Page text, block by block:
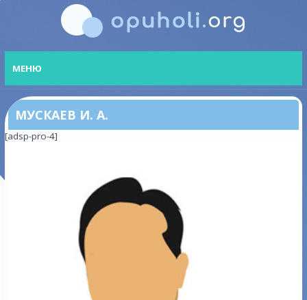
МЕНЮ
МУСКАЕВ И. А.
[adsp-pro-4]